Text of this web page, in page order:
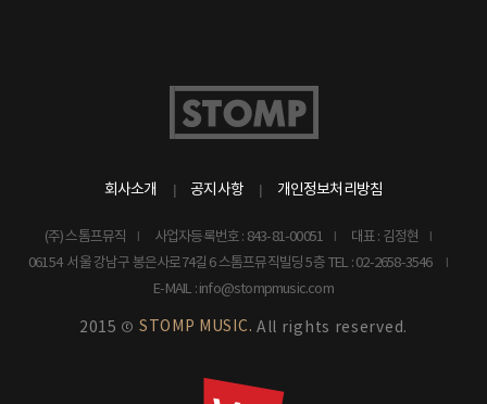
회사소개 공지사항 개인정보처리방침
(주) 스톰프뮤직 사업자등록번호 : 843-81-00051
대표 : 김정현
06154 서울 강남구 봉은사로74길 6 스톰프뮤직빌딩 5층 TEL : 02-2658-3546
E-MAIL : info@stompmusic.com
2015 © STOMP MUSIC. All rights reserved.